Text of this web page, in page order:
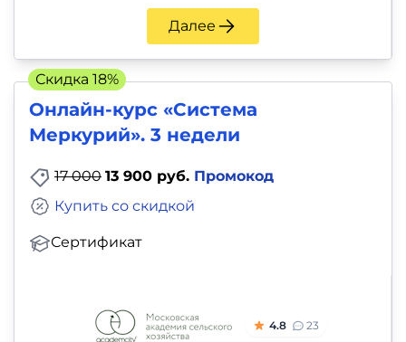
Далее
Онлайн-курс «Система
Меркурий». 3 недели
17 000 13 900 руб. Промокод
Сертификат
Купить со скидкой
4.8 23
Скидка 18%